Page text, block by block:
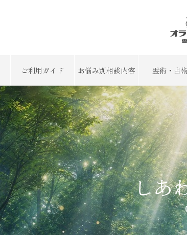
ご利用ガイド お悩み別相談内容 霊術・占
しあ